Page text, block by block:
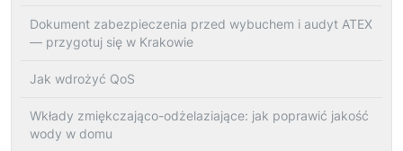
Dokument zabezpieczenia przed wybuchem i audyt ATEX
— przygotuj się w Krakowie
Jak wdrożyć QoS
Wkłady zmiękczająco-odżelaziające: jak poprawić jakość
wody w domu